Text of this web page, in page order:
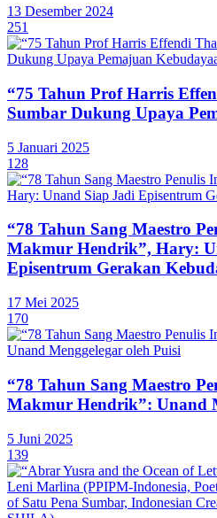
13 Desember 2024
251
“75 Tahun Prof Harris
Sumbar Dukung Upaya
5 Januari 2025
128
“78 Tahun Sang Maestro
Makmur Hendrik”, Hary:
Episentrum Gerakan
17 Mei 2025
170
“78 Tahun Sang Maestro
Makmur Hendrik”: Unand
5 Juni 2025
139